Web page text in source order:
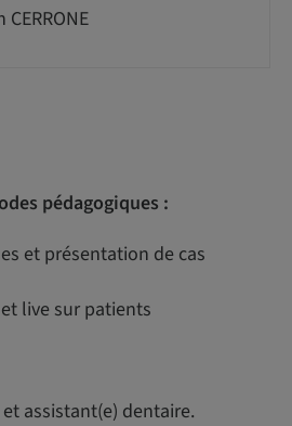
CERRONE
pédagogiques :
et présentation de cas
live sur patients
assistant(e) dentaire.